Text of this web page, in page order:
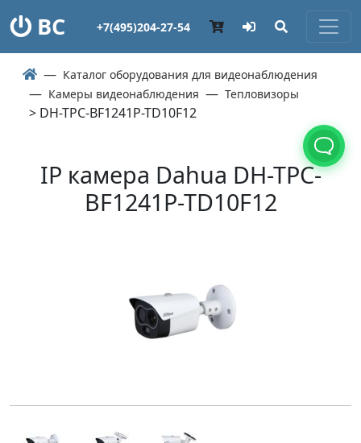
ВС +7(495)204-27-54
Каталог оборудования для видеонаблюдения
Камеры видеонаблюдения
Тепловизоры
> DH-TPC-BF1241P-TD10F12
IP камера Dahua DH-TPC-
BF1241P-TD10F12